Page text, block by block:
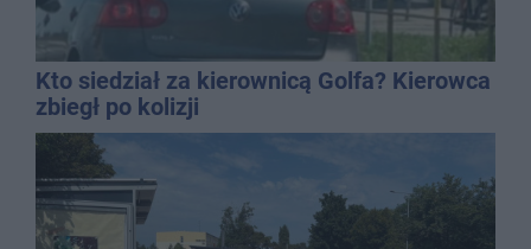
Kto siedział za kierownicą Golfa? Kierowca
zbiegł po kolizji